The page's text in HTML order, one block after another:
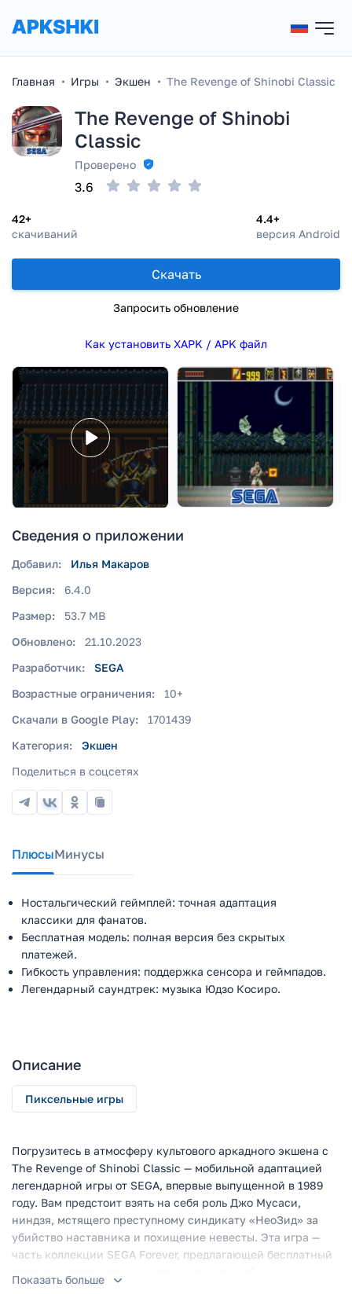
Главная Игры Экшен The Revenge of Shinobi Classic
The Revenge of Shinobi
Classic
Проверено
42+
скачиваний
4.4+
версия Android
3.6
Скачать
Запросить обновление
Как установить XAPK / APK файл
Сведения о приложении
Добавил:
Илья Макаров
Версия:
6.4.0
Размер:
53.7 MB
Обновлено:
21.10.2023
Разработчик:
SEGA
Возрастные ограничения:
10+
Скачали в Google Play:
1701439
Категория:
Экшен
Поделиться в соцсетях
ПлюсыМинусы
Ностальгический геймплей: точная адаптация
классики для фанатов.
Бесплатная модель: полная версия без скрытых
платежей.
Гибкость управления: поддержка сенсора и геймпадов.
Легендарный саундтрек: музыка Юдзо Косиро.
Описание
Пиксельные игры
Погрузитесь в атмосферу культового аркадного экшена с
The Revenge of Shinobi Classic — мобильной адаптацией
легендарной игры от SEGA, впервые выпущенной в 1989
году. Вам предстоит взять на себя роль Джо Мусаси,
ниндзя, мстящего преступному синдикату «НеоЗид» за
убийство наставника и похищение невесты. Эта игра —
часть коллекции SEGA Forever, предлагающей бесплатный
Показать больше